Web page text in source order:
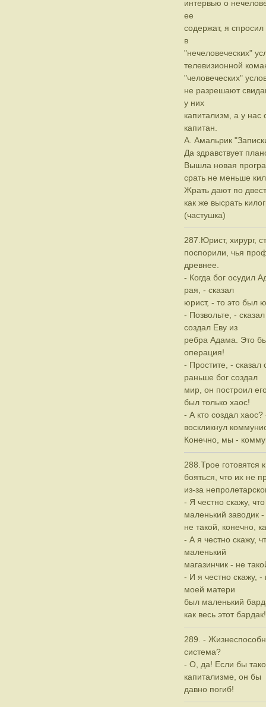
интервью о
ее
содержат, я
в
"нечеловеческих"
телевизионной
"человеческих"
не разрешают
у них
капитализм, а у нас
капитан.
А. Амальрик
Да здравствует
Вышла новая
срать не меньше
Жрать дают по
как же высрать
(частушка)
287.Юрист, хирург,
поспорили, чья
древнее.
- Когда бог осудил
рая, - сказал
юрист, - то это был
- Позвольте, -
создал Еву из
ребра Адама. Это
операция!
- Простите, - сказал
раньше бог создал
мир, он построил
был только хаос!
- А кто создал
воскликнул
Конечно, мы -
288.Трое готовятся
бояться, что их не
из-за
- Я честно скажу,
маленький заводик -
не такой, конечно,
- А я честно скажу,
маленький
магазинчик - не
- И я честно скажу, -
моей матери
был маленький
как весь этот бардак!
289. -
система?
- О, да! Если бы
капитализме, он бы
давно погиб!